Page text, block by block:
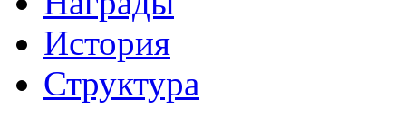
История
Структура